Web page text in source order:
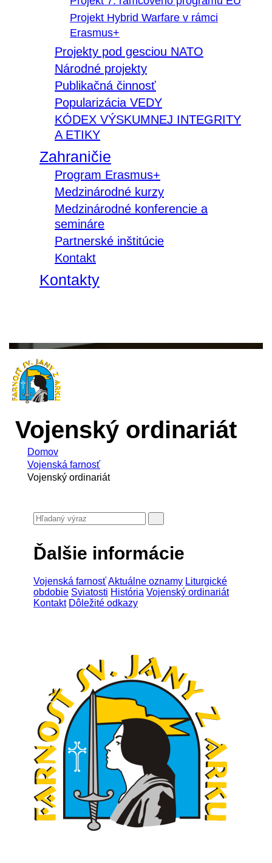
Projekt Hybrid Warfare v rámci
Erasmus+
Projekty pod gesciou NATO
Národné projekty
Publikačná činnosť
Popularizácia VEDY
KÓDEX VÝSKUMNEJ INTEGRITY
A ETIKY
Zahraničie
Program Erasmus+
Medzinárodné kurzy
Medzinárodné konferencie a
semináre
Partnerské inštitúcie
Kontakt
Kontakty
Vojenský ordinariát
Domov
Vojenská farnosť
Vojenský ordinariát
Ďalšie informácie
Vojenská farnosťAktuálne oznamy Liturgické
obdobie Sviatosti História Vojenský ordinariát
Kontakt Dôležité odkazy